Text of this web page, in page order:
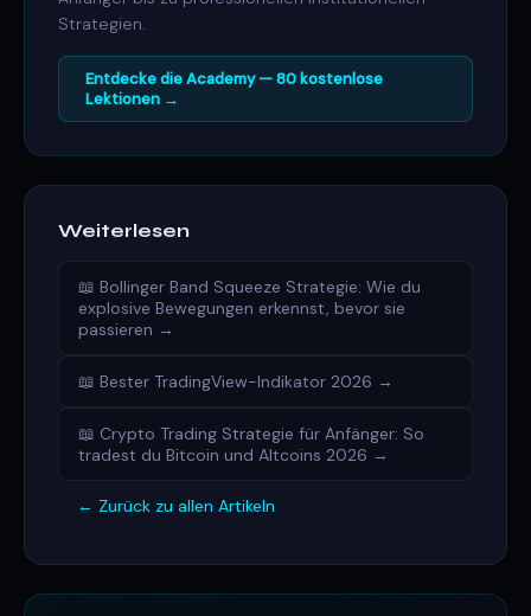
Strategien.
Entdecke die Academy — 80 kostenlose
Lektionen →
Weiterlesen
📖 Bollinger Band Squeeze Strategie: Wie du
explosive Bewegungen erkennst, bevor sie
passieren →
📖 Bester TradingView-Indikator 2026 →
📖 Crypto Trading Strategie für Anfänger: So
tradest du Bitcoin und Altcoins 2026 →
← Zurück zu allen Artikeln